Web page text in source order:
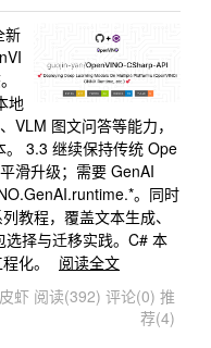
新
地
VLM 图文问答等能力，
3.3 继续保持传统 Ope
滑升级；需要 GenAI
。同时
教程，覆盖文本生成、
择与迁移实践。C# 本
化。
阅读全文
虾 阅读(392) 评论(0) 推
荐(4)